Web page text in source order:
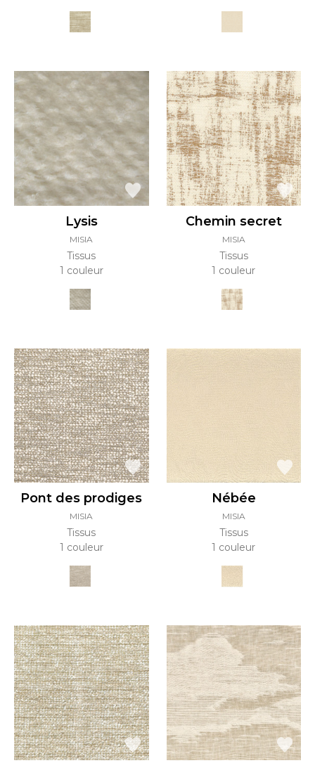
Lysis
MISIA
Tissus
1 couleur
Chemin secret
MISIA
Tissus
1 couleur
Pont des prodiges
MISIA
Tissus
1 couleur
Nébée
MISIA
Tissus
1 couleur